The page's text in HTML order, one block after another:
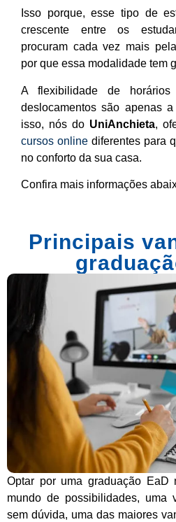
Isso porque, esse tipo de
crescente entre os
procuram cada vez mais
por que essa modalidade tem
A flexibilidade de
deslocamentos são apenas
isso, nós do UniAnchieta,
cursos online diferentes para
no conforto da sua casa.
Confira mais informações
Principais
Optar por uma graduação EaD
mundo de possibilidades, uma
sem dúvida, uma das maiores